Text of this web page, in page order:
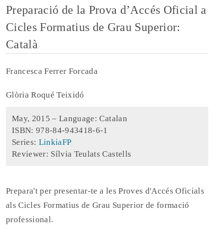
Preparació de la Prova d’Accés Oficial a
Cicles Formatius de Grau Superior:
Català
Francesca Ferrer Forcada
Glòria Roqué Teixidó
May, 2015 –Language: Catalan
ISBN: 978-84-943418-6-1
Series: LinkiaFP
Reviewer: Sílvia Teulats Castells
Prepara't per presentar-te a les Proves d'Accés Oficials
als Cicles Formatius de Grau Superior de formació
professional.